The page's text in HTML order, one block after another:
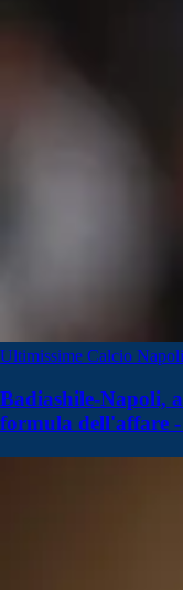
Ultimissime Calcio Napoli
Badiashile-Napoli,
formula dell'affare